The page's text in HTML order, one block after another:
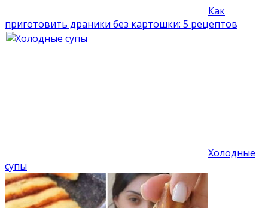
Как
приготовить драники без картошки: 5 рецептов
Холодные
супы